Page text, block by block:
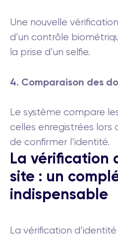
Une nouvelle
d’un contrôle
la prise d’un selfie.
4. Comparaison des
Le système compare
celles enregistrées lors
de confirmer l’identité.
La vérification
site : un
indispensable
La vérification